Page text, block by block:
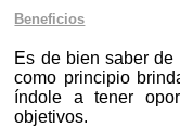
Beneficios
Es de bien saber de
como principio
índole a tener
objetivos.